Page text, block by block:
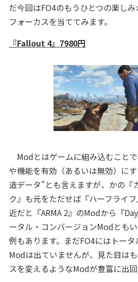
だ今回はFO4のもうひとつの楽し
フォーカスを当ててみます。
『Fallout 4』7980円
Modとはゲームに組み込むこと
や機能を有効（あるいは無効）に
造データ”とも言えますが、かの『
ク』も元をただせば『ハーフライ
近だと『ARMA 2』のModから『
ータル・コンバージョンModとも
例もあります。まだFO4にはトー
Modは出ていませんが、見た目は
スを変えるようなModが豊富に出回